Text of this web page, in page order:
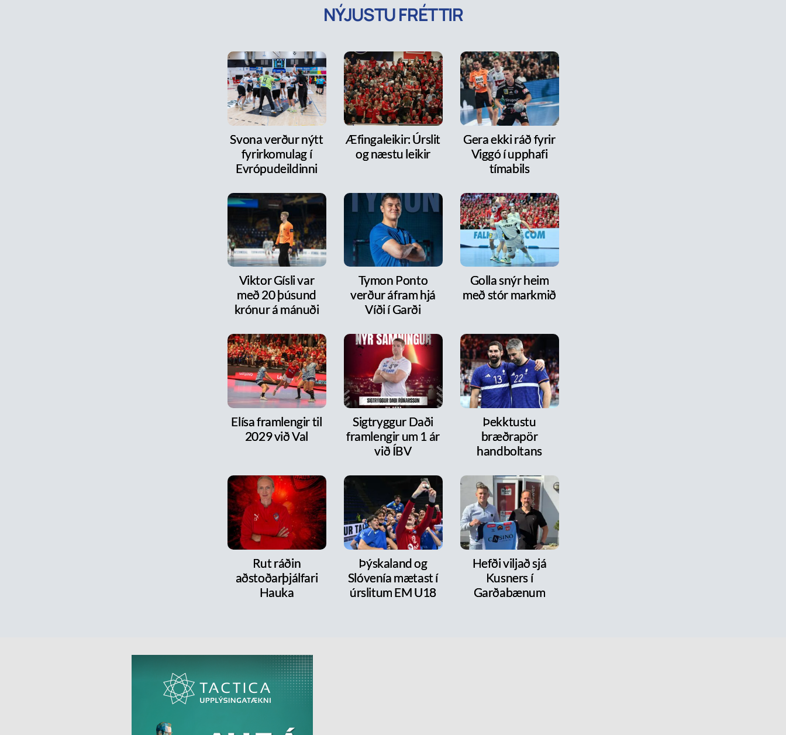
NÝJUSTU FRÉTTIR
Svona verður nýtt
fyrirkomulag í
Evrópudeildinni
Æfingaleikir: Úrslit
og næstu leikir
Gera ekki ráð fyrir
Viggó í upphafi
tímabils
Viktor Gísli var
með 20 þúsund
krónur á mánuði
Tymon Ponto
verður áfram hjá
Víði í Garði
Golla snýr heim
með stór markmið
Elísa framlengir til
2029 við Val
Sigtryggur Daði
framlengir um 1 ár
við ÍBV
Þekktustu
bræðrapör
handboltans
Rut ráðin
aðstoðarþjálfari
Hauka
Þýskaland og
Slóvenía mætast í
úrslitum EM U18
Hefði viljað sjá
Kusners í
Garðabænum